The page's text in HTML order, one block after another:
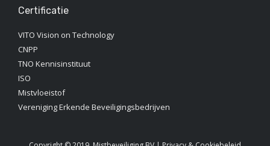
Certificatie
VITO Vision on Technology
CNPP
TNO Kennisinstituut‎
ISO
Mistvloeistof
Vereniging Erkende Beveiligingsbedrijven